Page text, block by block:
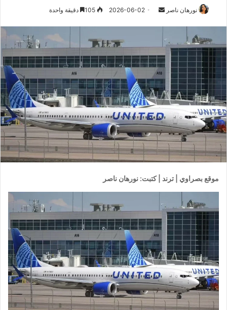
نورهان ناصر
أرسل 2026-06-02 دقيقة واحدة
موقع بصراوي | ترند | كتبت: نورهان ناصر